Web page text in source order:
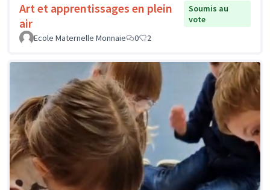
Art et apprentissages en plein
air
Soumis au
vote
Ecole Maternelle Monnaie
0 2